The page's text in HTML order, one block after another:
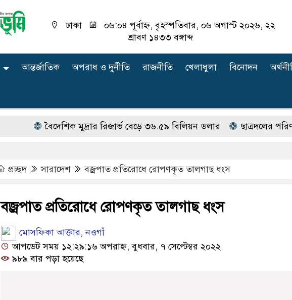
ঢাকা
০৬:০৪ পূর্বাহ্ন, বৃহস্পতিবার, ০৬ অগাস্ট ২০২৬, ২২
শ্রাবণ ১৪৩৩ বঙ্গাব্দ
আন্তর্জাতিক অপরাধ ‍ও দুর্নীতি রাজনীতি খেলাধুলা বিনোদন
বৈদেশিক মুদ্রার রিজার্ভ বেড়ে ৩৬.৫৯ বিলিয়ন ডলার ছাত্রদলের পরিণতি
প্রচ্ছদ সারাদেশ বজ্রপাত প্রতিরোধে রোপণকৃত তালগাছ ধংস
বজ্রপাত প্রতিরোধে রোপণকৃত তালগাছ ধংস
মোসফিকা আক্তার, নওগাঁ
আপডেট সময় ১২:২৯:১৬ অপরাহ্ন, বুধবার, ৭ সেপ্টেম্বর ২০২২
৯৮৯ বার পড়া হয়েছে